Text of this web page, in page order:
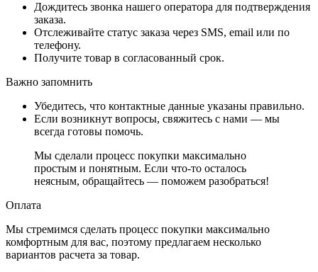
Дождитесь звонка нашего оператора для подтверждения
заказа.
Отслеживайте статус заказа через SMS, email или по
телефону.
Получите товар в согласованный срок.
Важно запомнить
Убедитесь, что контактные данные указаны правильно.
Если возникнут вопросы, свяжитесь с нами — мы
всегда готовы помочь.
Мы сделали процесс покупки максимально
простым и понятным. Если что-то осталось
неясным, обращайтесь — поможем разобраться!
Оплата
Мы стремимся сделать процесс покупки максимально
комфортным для вас, поэтому предлагаем несколько
вариантов расчета за товар.